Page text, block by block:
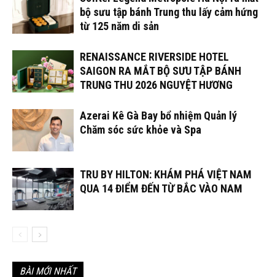
bộ sưu tập bánh Trung thu lấy cảm hứng
từ 125 năm di sản
RENAISSANCE RIVERSIDE HOTEL
SAIGON RA MẮT BỘ SƯU TẬP BÁNH
TRUNG THU 2026 NGUYỆT HƯƠNG
Azerai Kê Gà Bay bổ nhiệm Quản lý
Chăm sóc sức khỏe và Spa
TRU BY HILTON: KHÁM PHÁ VIỆT NAM
QUA 14 ĐIỂM ĐẾN TỪ BẮC VÀO NAM
BÀI MỚI NHẤT